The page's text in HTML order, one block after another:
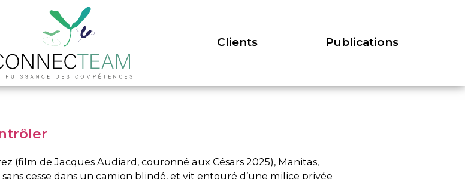
Interventions
Clients Publications
(film de Jacques Audiard, couronné aux Césars 2025), Manitas,
cesse dans un camion blindé, et vit entouré d’une milice privée